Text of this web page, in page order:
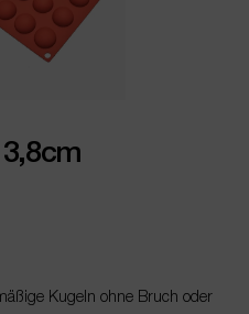
Kugeln ohne Bruch oder